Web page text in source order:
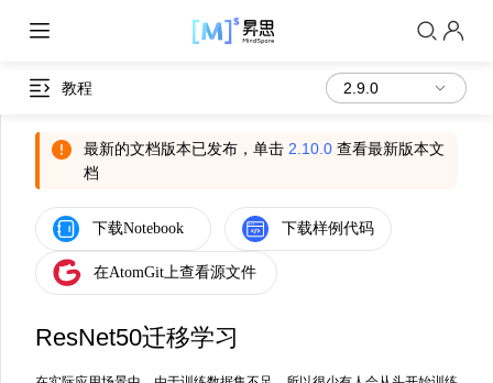
教程
最新的文档版本已发布，单击 2.10.0 查看最新版本文
档
ResNet50迁移学习